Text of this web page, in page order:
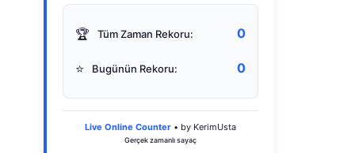
🏆 Tüm Zaman Rekoru: 0
⭐ Bugünün Rekoru: 0
Live Online Counter • by KerimUsta
Gerçek zamanlı sayaç